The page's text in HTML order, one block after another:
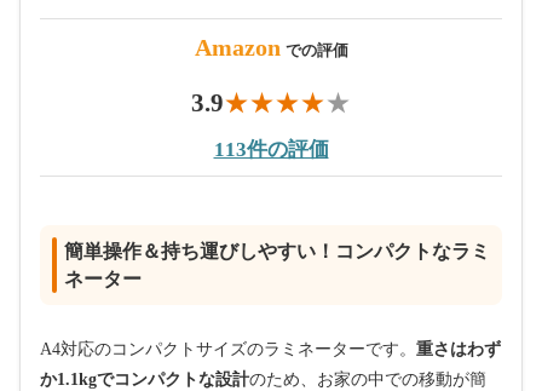
Amazon での評価
3.9
113件の評価
簡単操作＆持ち運びしやすい！コンパクトなラミ
ネーター
A4対応のコンパクトサイズのラミネーターです。 重さはわず
か1.1kgでコンパクトな設計のため、お家の中での移動が簡